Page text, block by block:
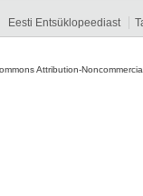
Eesti Entsüklopeediast
Attribution-